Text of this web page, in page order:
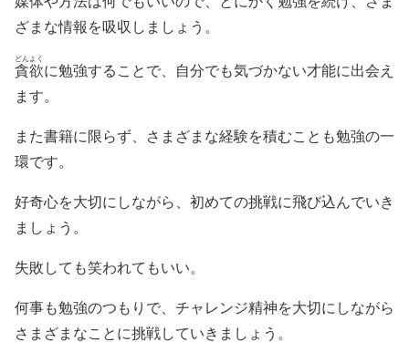
ざまな情報を吸収しましょう。
貪欲
どんよく
に勉強することで、自分でも気づかない才能に出会え
ます。
また書籍に限らず、さまざまな経験を積むことも勉強の一
環です。
好奇心を大切にしながら、初めての挑戦に飛び込んでいき
ましょう。
失敗しても笑われてもいい。
何事も勉強のつもりで、チャレンジ精神を大切にしながら
さまざまなことに挑戦していきましょう。